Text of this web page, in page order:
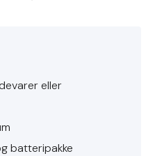
eller
batteripakke